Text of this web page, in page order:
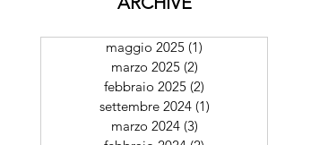
maggio 2025 (1)
marzo 2025 (2)
febbraio 2025 (2)
settembre 2024 (1)
marzo 2024 (3)